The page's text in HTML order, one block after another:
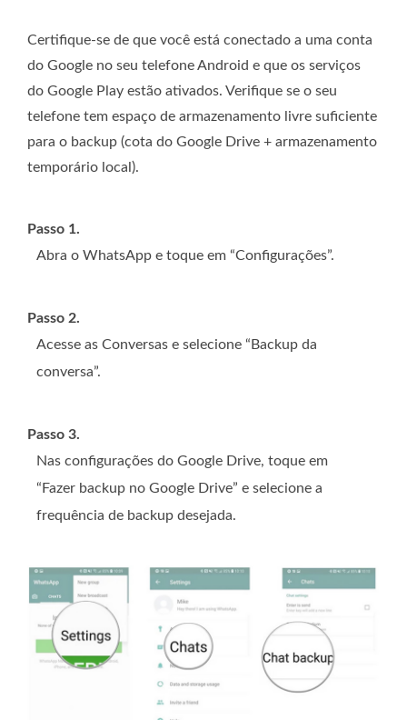
Certifique-se de que você está conectado a uma conta
do Google no seu telefone Android e que os serviços
do Google Play estão ativados. Verifique se o seu
telefone tem espaço de armazenamento livre suficiente
para o backup (cota do Google Drive + armazenamento
temporário local).
Passo 1.
Abra o WhatsApp e toque em “Configurações”.
Passo 2.
Acesse as Conversas e selecione “Backup da
conversa”.
Passo 3.
Nas configurações do Google Drive, toque em
“Fazer backup no Google Drive” e selecione a
frequência de backup desejada.